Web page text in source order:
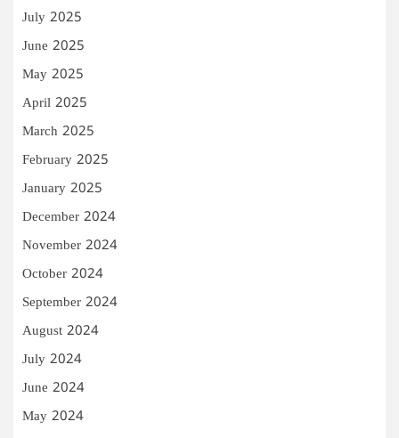
July 2025
June 2025
May 2025
April 2025
March 2025
February 2025
January 2025
December 2024
November 2024
October 2024
September 2024
August 2024
July 2024
June 2024
May 2024